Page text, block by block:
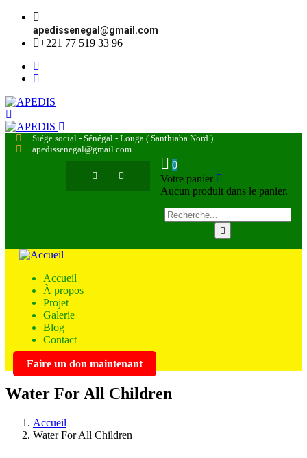
apedissenegal@gmail.com
+221 77 519 33 96
Siége social - Sénégal - Louga ( Santhiaba Nord )
apedissenegal@gmail.com
0
Votre panier
Aucun produit dans le panier.
Accueil
À propos
Projet
Galerie
Blog
Contact
Faire un don maintenant
Water For All Children
Accueil
Water For All Children